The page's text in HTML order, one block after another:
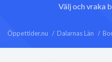
Välj och vraka
Öppettider.nu Dalarnas Län